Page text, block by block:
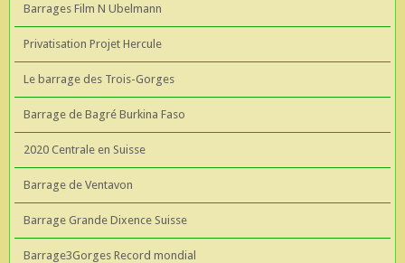
Barrages Film N Ubelmann
Privatisation Projet Hercule
Le barrage des Trois-Gorges
Barrage de Bagré Burkina Faso
2020 Centrale en Suisse
Barrage de Ventavon
Barrage Grande Dixence Suisse
Barrage3Gorges Record mondial